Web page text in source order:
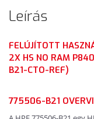
Leírás
FELÚJÍTOTT
2X HS NO RAM
B21-CTO-REF)
775506-B21